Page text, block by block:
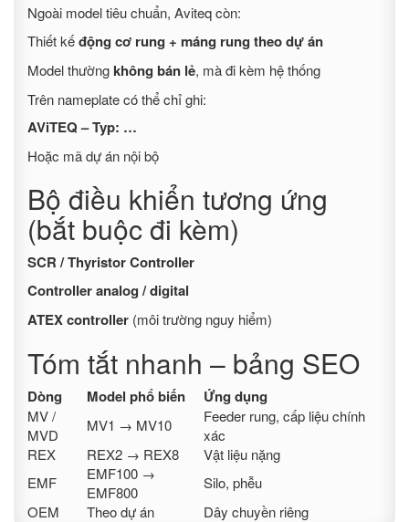
Ngoài model tiêu chuẩn, Aviteq còn:
Thiết kếđộng cơ rung + máng rung theo dự án
Model thườngkhông bán lẻ, mà đi kèm hệ thống
Trên nameplate có thể chỉ ghi:
AViTEQ – Typ: …
Hoặc mã dự án nội bộ
Bộ điều khiển tương ứng
(bắt buộc đi kèm)
SCR / Thyristor Controller
Controller analog / digital
ATEX controller (môi trường nguy hiểm)
Tóm tắt nhanh – bảng SEO
Dòng Model phổ biến Ứng dụng
MV /
MVD
MV1 → MV10
Feeder rung, cấp liệu chính
xác
REX
REX2 → REX8
Vật liệu nặng
EMF
EMF100 →
EMF800
Silo, phễu
OEM
Theo dự án Dây chuyền riêng